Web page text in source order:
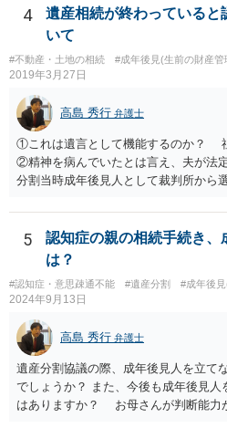
「面会に来てくれ」で、長男に聞くと
話の使い方を教える為に会っている」
電話が切れました。その後の電話でも
にチップが埋められている」等、おか
録、介護認定の資料、介護記録を取得
方がよいと思います。
4
遺産相続が終わっていると
いて
#不動産・土地の相続 #成年後見(生前の財産管
2019年3月27日
高島 秀行 弁護士
①これは遺言として機能するのか？
②精神を病んでいたとは言え、夫が
分割当時成年後見人として裁判所か
か？ 返せという主張は、取り消し又
そのような主張はこちらからしない
与が終わったと認識しているのに今更
２０００年４月ということだと１９
年後見人に選任されていたのかわかり
れていなければ 遺産分割協議は有効
も時効取得あるいは消滅時効にかか
弁護士に詳しい事情を説明して面談で
す。
5
認知症の親の相続手続き、
は？
#認知症・意思疎通不能 #遺産分割 #成年後
2024年9月13日
高島 秀行 弁護士
遺産分割協議の際、成年後見人を立て
でしょうか？ また、今後も成年後見
はありますか？ お母さんが判断能力